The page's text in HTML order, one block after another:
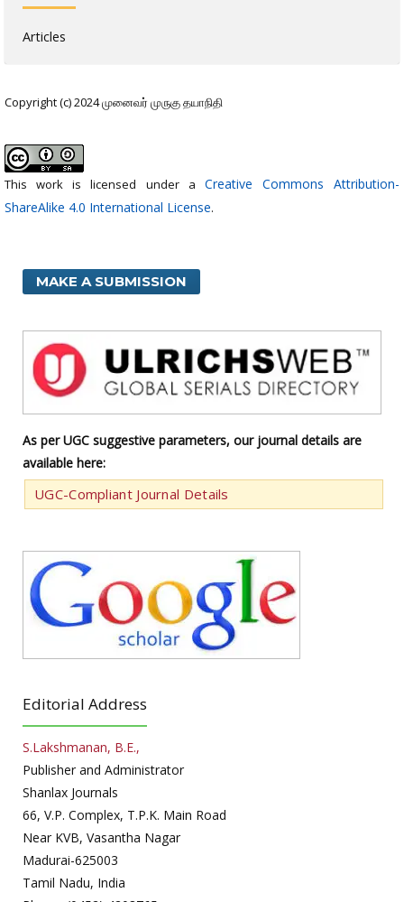
Articles
Copyright (c) 2024 முனைவர் முருகு தயாநிதி
This work is licensed under a Creative Commons Attribution-
ShareAlike 4.0 International License.
MAKE A SUBMISSION
As per UGC suggestive parameters, our journal details are
available here:
UGC-Compliant Journal Details
Editorial Address
S.Lakshmanan, B.E.,
Publisher and Administrator
Shanlax Journals
66, V.P. Complex, T.P.K. Main Road
Near KVB, Vasantha Nagar
Madurai-625003
Tamil Nadu, India